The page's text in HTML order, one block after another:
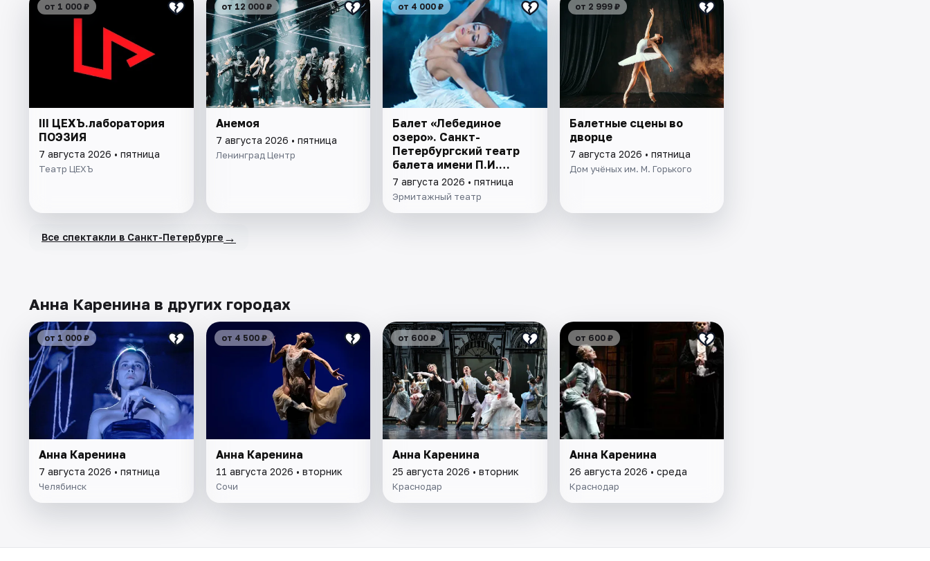
от 1 000 ₽
III ЦЕХЪ.лаборатория
ПОЭЗИЯ
7 августа 2026 • пятница
Театр ЦЕХЪ
от 12 000 ₽
Анемоя
7 августа 2026 • пятница
Ленинград Центр
от 4 000 ₽
Балет «Лебединое
озеро». Санкт-
Петербургский театр
балета имени П.И.
Чайковского
7 августа 2026 • пятница
Эрмитажный театр
от 2 999 ₽
Балетные сцены во
дворце
7 августа 2026 • пятница
Дом учёных им. М. Горького
Все спектакли в Санкт-Петербурге →
Анна Каренина в других городах
от 1 000 ₽
Анна Каренина
7 августа 2026 • пятница
Челябинск
от 4 500 ₽
Анна Каренина
11 августа 2026 • вторник
Сочи
от 600 ₽
Анна Каренина
25 августа 2026 • вторник
Краснодар
от 600 ₽
Анна Каренина
26 августа 2026 • среда
Краснодар